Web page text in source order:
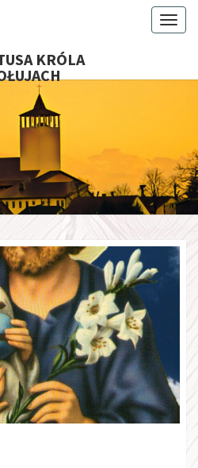
KRÓLA
W